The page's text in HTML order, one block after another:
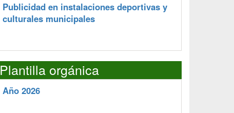
Publicidad en instalaciones deportivas y
culturales municipales
Plantilla orgánica
Año 2026